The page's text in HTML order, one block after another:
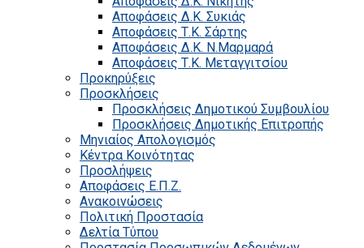
Αποφάσεις Δ.Κ. Συκιάς
Αποφάσεις Τ.Κ. Σάρτης
Αποφάσεις Δ.Κ. Ν.Μαρμαρά
Αποφάσεις Τ.Κ. Μεταγγιτσίου
Προκηρύξεις
Προσκλήσεις
Προσκλήσεις Δημοτικού Συμβουλίου
Προσκλήσεις Δημοτικής Επιτροπής
Μηνιαίος Απολογισμός
Κέντρα Κοινότητας
Προσλήψεις
Αποφάσεις Ε.Π.Ζ.
Ανακοινώσεις
Πολιτική Προστασία
Δελτία Τύπου